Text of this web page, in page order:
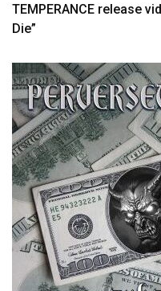
TEMPERANCE release
Die”